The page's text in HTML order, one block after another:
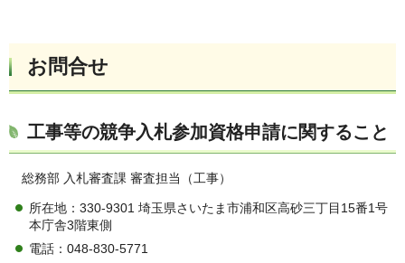
お問合せ
工事等の競争入札参加資格申請に関すること
総務部 入札審査課 審査担当（工事）
所在地：330-9301 埼玉県さいたま市浦和区高砂三丁目15番1号
本庁舎3階東側
電話：048-830-5771